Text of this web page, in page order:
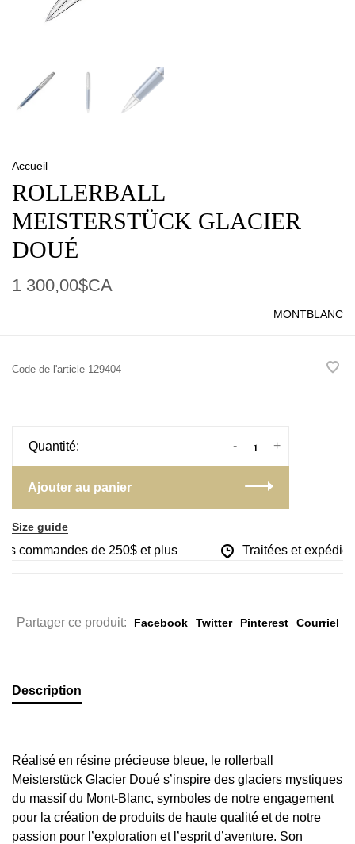
Accueil
ROLLERBALL
MEISTERSTÜCK GLACIER
DOUÉ
1 300,00$CA
MONTBLANC
Code de l'article 129404
Quantité: +
-
Ajouter au panier
Size guide
commandes de 250$ et plus Traitées et
Partager ce produit: Facebook Twitter Pinterest Courriel
Description
Réalisé en résine précieuse bleue, le rollerball
Meisterstück Glacier Doué s’inspire des glaciers mystiques
du massif du Mont-Blanc, symboles de notre engagement
pour la création de produits de haute qualité et de notre
passion pour l’exploration et l’esprit d’aventure. Son